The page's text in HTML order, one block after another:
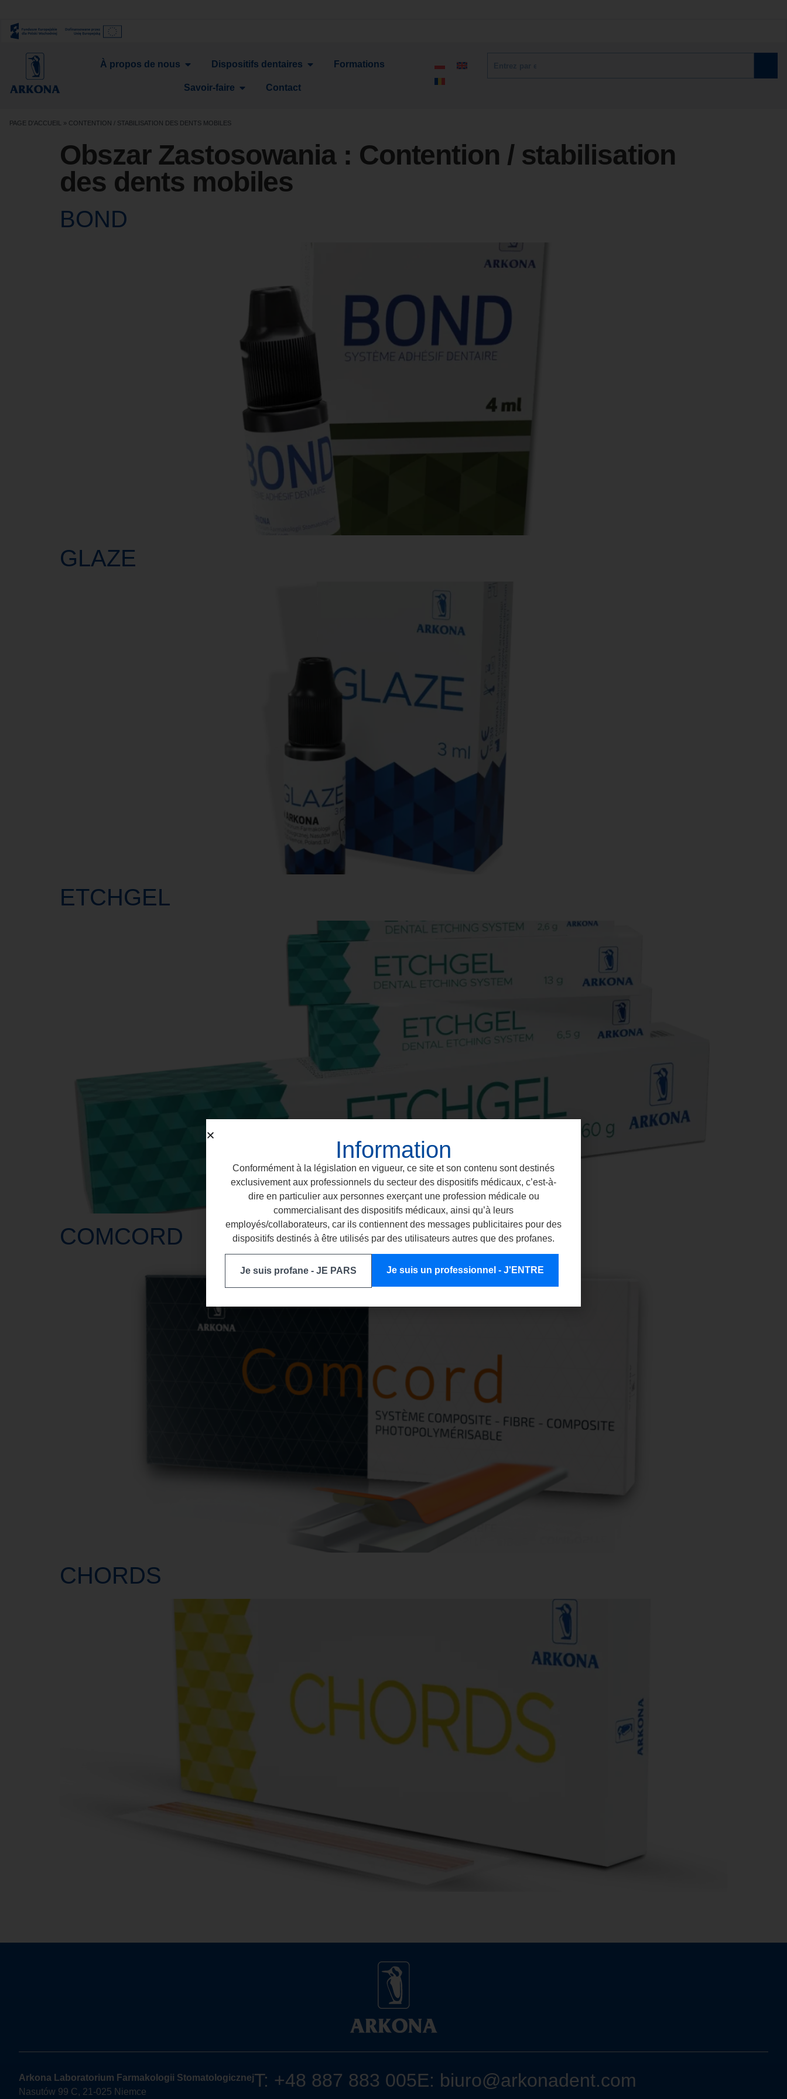
À propos de nous Dispositifs dentaires Formations
Savoir-faire Contact
PAGE D'ACCUEIL » CONTENTION / STABILISATION DES DENTS MOBILES
Obszar Zastosowania : Contention / stabilisation
des dents mobiles
BOND
GLAZE
ETCHGEL
COMCORD
CHORDS
Arkona Laboratorium Farmakologii Stomatologicznej
Nasutów 99 C, 21-025 Niemce
T: +48 887 883 005E: biuro@arkonadent.com
Information
Conformément à la législation en vigueur, ce site et son contenu sont destinés
exclusivement aux professionnels du secteur des dispositifs médicaux, c’est-à-
dire en particulier aux personnes exerçant une profession médicale ou
commercialisant des dispositifs médicaux, ainsi qu’à leurs
employés/collaborateurs, car ils contiennent des messages publicitaires pour des
dispositifs destinés à être utilisés par des utilisateurs autres que des profanes.
Je suis profane - JE PARS Je suis un professionnel - J'ENTRE